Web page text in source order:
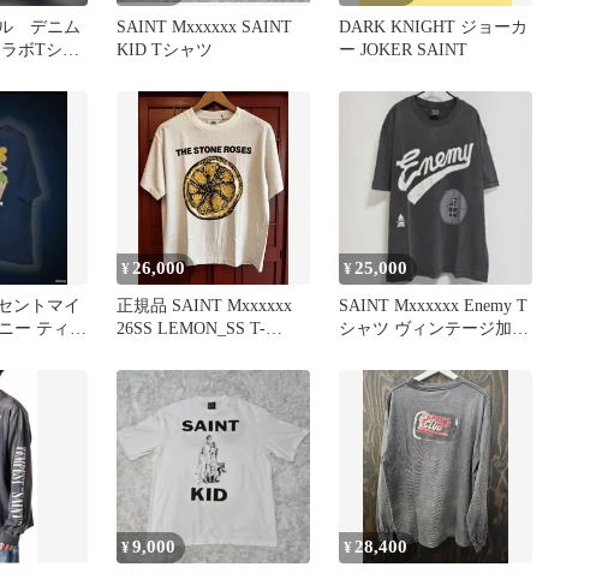
デニム
ボTシャ
SAINT Mxxxxxx SAINT
KID Tシャツ
DARK KNIGHT ジョーカ
ー JOKER SAINT
ントマイ
ー ティン
¥ 26,000
正規品 SAINT Mxxxxxx
26SS LEMON_SS T-
¥25,000
SAINT Mxxxxxx Enemy T
シャツ ヴィンテージ加工
¥9,000 ¥ 28,400